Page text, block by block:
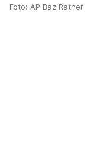
Foto: AP Baz Ratner